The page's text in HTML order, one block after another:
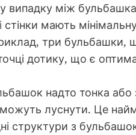
випадку між
стінки мають
три бульбашки,
дотику, що є
надто тонка або
луснути. Це
структури з